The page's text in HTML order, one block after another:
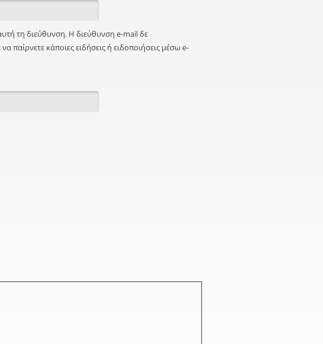
τη διεύθυνση. Η διεύθυνση e-mail δε
παίρνετε κάποιες ειδήσεις ή ειδοποιήσεις μέσω e-